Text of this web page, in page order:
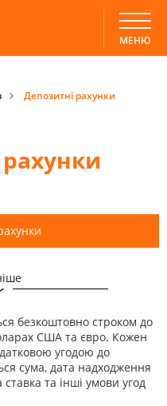
МЕНЮ
Депозитні рахунки
депозитного рахунку
безкоштовно строком до
США та євро. Кожен
угодою до
сума, дата надходження
та інші умови угод